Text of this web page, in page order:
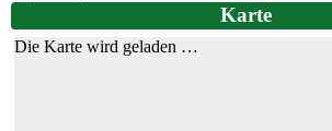
Karte
Die Karte wird geladen …